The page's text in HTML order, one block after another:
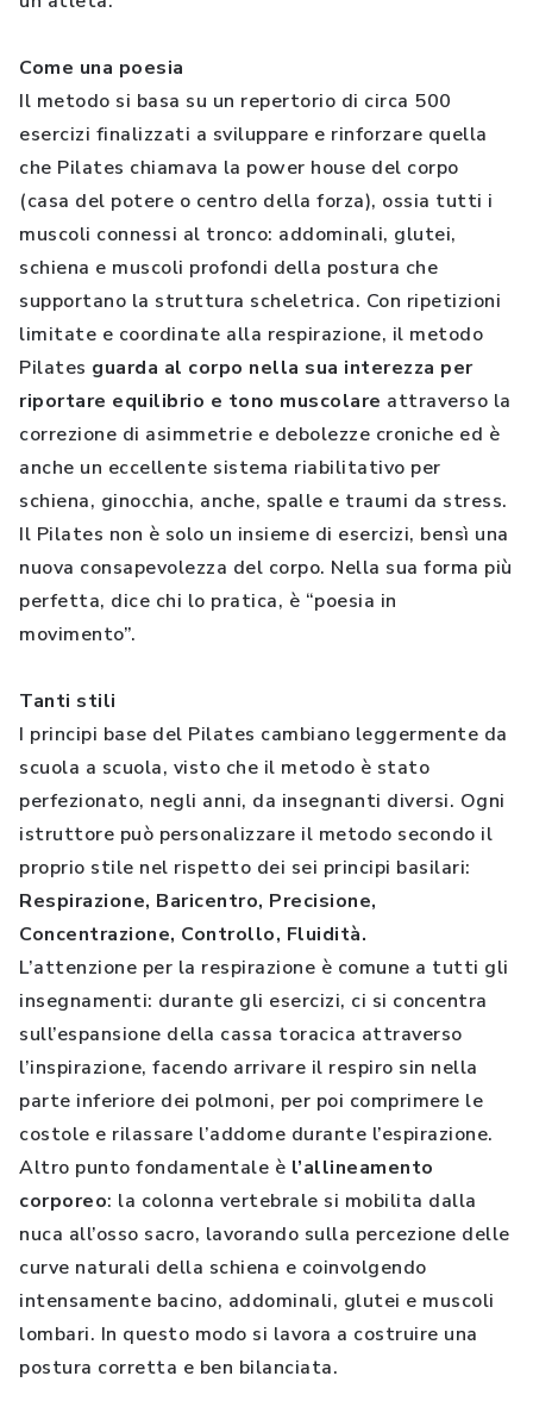
Come una poesia
Il metodo si basa su un repertorio di circa 500
esercizi finalizzati a sviluppare e rinforzare quella
che Pilates chiamava la power house del corpo
(casa del potere o centro della forza), ossia tutti i
muscoli connessi al tronco: addominali, glutei,
schiena e muscoli profondi della postura che
supportano la struttura scheletrica. Con ripetizioni
limitate e coordinate alla respirazione, il metodo
Pilates guarda al corpo nella sua interezza per
riportare equilibrio e tono muscolare attraverso la
correzione di asimmetrie e debolezze croniche ed è
anche un eccellente sistema riabilitativo per
schiena, ginocchia, anche, spalle e traumi da stress.
Il Pilates non è solo un insieme di esercizi, bensì una
nuova consapevolezza del corpo. Nella sua forma più
perfetta, dice chi lo pratica, è “poesia in
movimento”.
Tanti stili
I principi base del Pilates cambiano leggermente da
scuola a scuola, visto che il metodo è stato
perfezionato, negli anni, da insegnanti diversi. Ogni
istruttore può personalizzare il metodo secondo il
proprio stile nel rispetto dei sei principi basilari:
Respirazione, Baricentro, Precisione,
Concentrazione, Controllo, Fluidità.
L’attenzione per la respirazione è comune a tutti gli
insegnamenti: durante gli esercizi, ci si concentra
sull’espansione della cassa toracica attraverso
l’inspirazione, facendo arrivare il respiro sin nella
parte inferiore dei polmoni, per poi comprimere le
costole e rilassare l’addome durante l’espirazione.
Altro punto fondamentale è l’allineamento
corporeo: la colonna vertebrale si mobilita dalla
nuca all’osso sacro, lavorando sulla percezione delle
curve naturali della schiena e coinvolgendo
intensamente bacino, addominali, glutei e muscoli
lombari. In questo modo si lavora a costruire una
postura corretta e ben bilanciata.